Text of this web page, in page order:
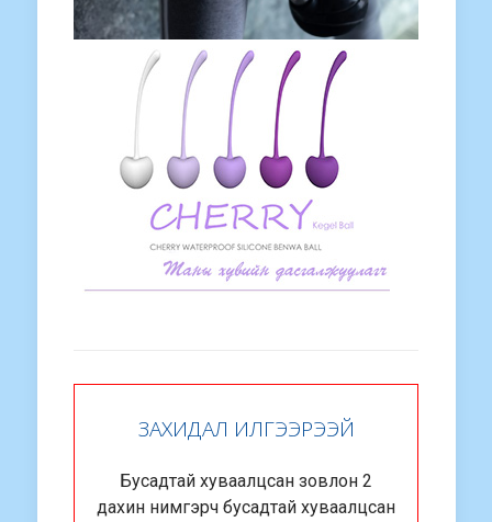
ЗАХИДАЛ ИЛГЭЭРЭЭЙ
Бусадтай хуваалцсан зовлон 2
дахин нимгэрч бусадтай хуваалцсан